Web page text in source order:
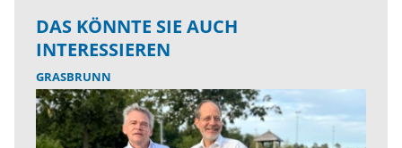
DAS KÖNNTE SIE AUCH
INTERESSIEREN
GRASBRUNN